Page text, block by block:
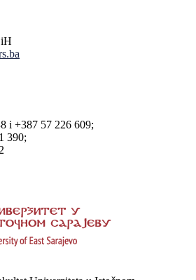
i +387 57 226 609;
390;